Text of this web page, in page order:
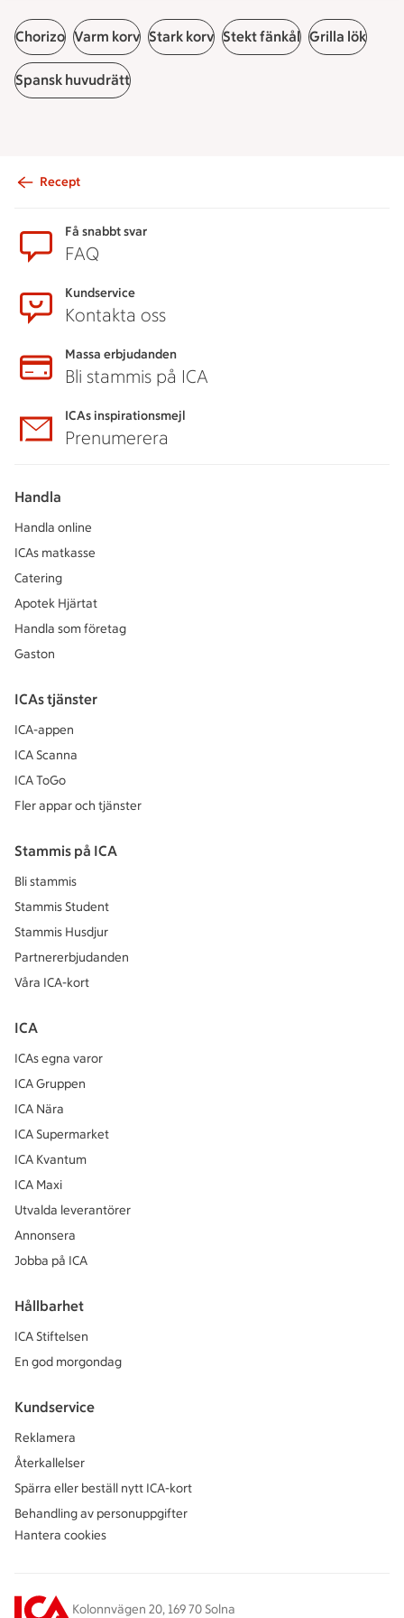
Chorizo Varm korv Stark korv Stekt fänkål Grilla lök
Spansk huvudrätt
Recept
Få snabbt svar
FAQ
Kundservice
Kontakta oss
Massa erbjudanden
Bli stammis på ICA
ICAs inspirationsmejl
Prenumerera
Handla
Handla online
ICAs matkasse
Catering
Apotek Hjärtat
Handla som företag
Gaston
ICAs tjänster
ICA-appen
ICA Scanna
ICA ToGo
Fler appar och tjänster
Stammis på ICA
Bli stammis
Stammis Student
Stammis Husdjur
Partnererbjudanden
Våra ICA-kort
ICA
ICAs egna varor
ICA Gruppen
ICA Nära
ICA Supermarket
ICA Kvantum
ICA Maxi
Utvalda leverantörer
Annonsera
Jobba på ICA
Hållbarhet
ICA Stiftelsen
En god morgondag
Kundservice
Reklamera
Återkallelser
Spärra eller beställ nytt ICA-kort
Behandling av personuppgifter
Hantera cookies
Kolonnvägen 20, 169 70 Solna